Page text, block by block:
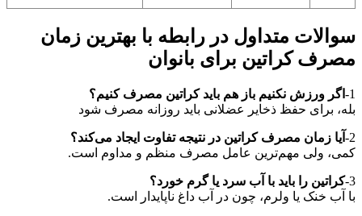
سوالات متداول در رابطه با بهترین زمان
مصرف کراتین برای بانوان
1- اگر ورزش نکنیم باز هم باید کراتین مصرف کنیم؟
بله، برای حفظ ذخایر عضلانی باید روزانه مصرف شود
2- آیا زمان مصرف کراتین در نتیجه تفاوت ایجاد می‌کند؟
کمی، ولی مهم‌ترین عامل مصرف منظم و مداوم است.
3- کراتین را باید با آب سرد یا گرم خورد؟
با آب خنک یا ولرم، چون در آب داغ ناپایدار است.